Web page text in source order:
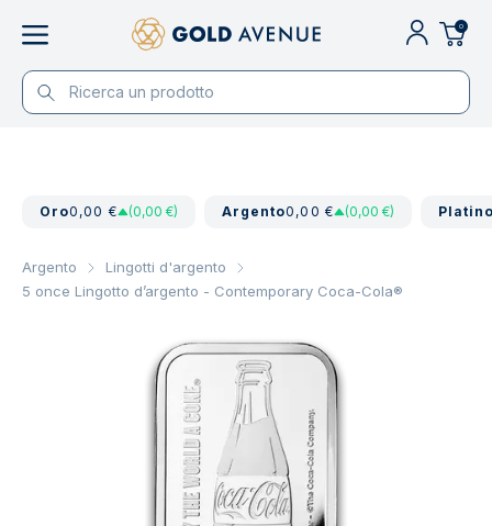
0
Oro0,00 € (0,00 €) Argento0,00 € (0,00 €)
Argento
Lingotti d'argento
5 once Lingotto d’argento - Contemporary Coca-Cola®